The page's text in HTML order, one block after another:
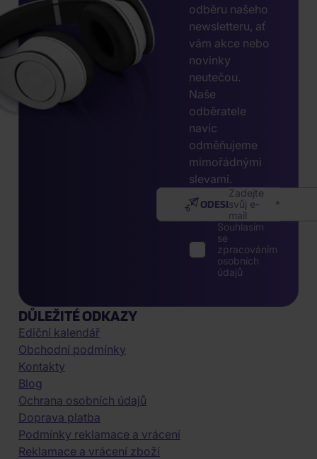
odběru našeho
newsletteru, ať
vám akce nebo
novinky
neutečou.
Naše
odběratele
navíc
odměňujeme
mimořádnými
slevami.
Zadejte
svůj e-
mail
ODESLAT
Souhlasím
se
zpracováním
osobních
údajů
DŮLEŽITÉ ODKAZY
Ediční kalendář
Obchodní podmínky
Kontakty
Blog
Ochrana osobních údajů
Doprava platba
Podmínky reklamace a vrácení
Reklamace a vrácení zboží